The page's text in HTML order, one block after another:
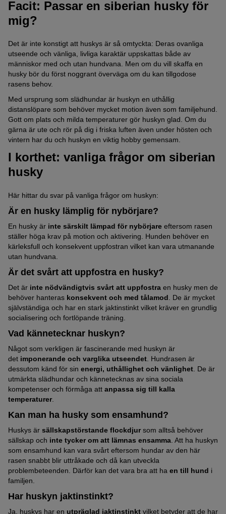
Facit: Passar en siberian husky för
mig?
Det är inte konstigt att huskys är så omtyckta: Deras ovanliga
utseende och vänliga, livliga karaktär uppskattas både av
människor med och utan hundvana. Men om du vill skaffa en
husky bör du först noggrant överväga om du kan tillgodose
rasens behov.
Med ursprung som slädhundar är huskyn en uthållig
distanslöpare som behöver mycket motion även som familjehund.
Gott om plats och milda temperaturer gör huskyn glad. Om du
gärna är ute och rör på dig i friska luften även under hösten och
vintern har du och huskyn en viktig hobby gemensam.
I korthet: vanliga frågor om siberian
husky
Här hittar du svar på vanliga frågor om huskyn:
Är en husky lämplig för nybörjare?
En husky är inte särskilt lämpad för nybörjare eftersom rasen
ställer höga krav på motion och aktivering. Hunden behöver en
kärleksfull och konsekvent uppfostran vilket kan vara utmanande
utan hundvana.
Är det svårt att uppfostra en husky?
Det är inte nödvändigtvis svårt att uppfostra en husky men de
behöver hanteras konsekvent och med tålamod . De är mycket
självständiga och har en stark jaktinstinkt vilket kräver en grundlig
socialisering och fortlöpande träning.
Vad kännetecknar huskyn?
Något som verkligen är fascinerande med huskyn är
det imponerande och varglika utseendet . Hundrasen är
dessutom känd för sin energi, uthållighet och vänlighet . De är
utmärkta slädhundar och kännetecknas av sina sociala
kompetenser och förmåga att anpassa sig till kalla
temperaturer.
Kan man ha husky som ensamhund?
Huskys är sällskapstörstande flockdjursom alltså behöver
sällskap och inte tycker om att lämnas ensamma . Att ha huskyn
som ensamhund kan vara svårt eftersom hundar av den här
rasen snabbt blir uttråkade och då kan utveckla
problembeteenden. Därför kan det vara bra att ha en till hund i
familjen.
Har huskyn jaktinstinkt?
Ja, huskys har en utpräglad jaktinstinkt vilket betyder att de har